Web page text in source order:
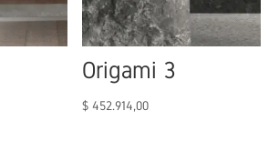
Origami 3
$ 452.914,00